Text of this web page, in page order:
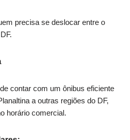
precisa se deslocar entre o
contar com um ônibus eficiente
a outras regiões do DF,
horário comercial.